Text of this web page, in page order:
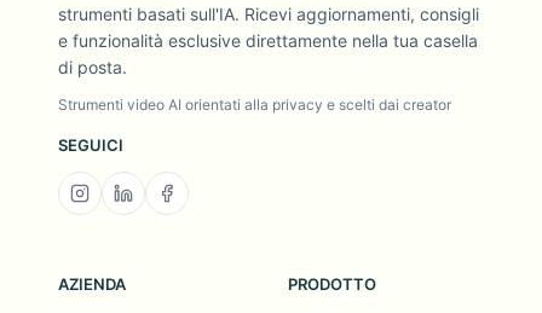
strumenti basati sull'IA. Ricevi aggiornamenti, consigli
e funzionalità esclusive direttamente nella tua casella
di posta.
Strumenti video AI orientati alla privacy e scelti dai creator
SEGUICI
AZIENDA PRODOTTO